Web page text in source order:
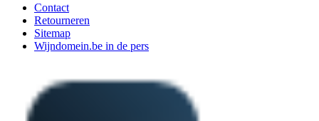
Contact
Retourneren
Sitemap
Wijndomein.be in de pers